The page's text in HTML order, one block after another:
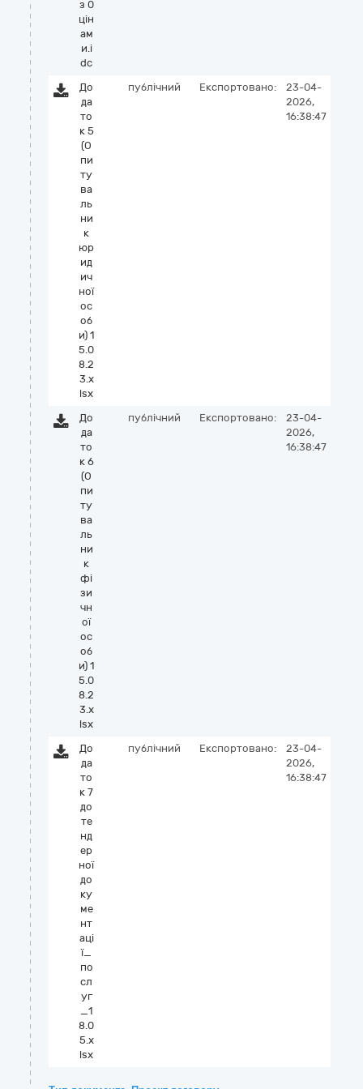
з 0
цін
ам
и.i
dc
До
да
то
к 5
(О
пи
ту
ва
ль
ни
к
юр
ид
ич
ної
ос
об
и) 1
5.0
8.2
3.x
lsx
публічний Експортовано:
23-04-
2026,
16:38:47
До
да
то
к 6
(О
пи
ту
ва
ль
ни
к
фі
зи
чн
ої
ос
об
и) 1
5.0
8.2
3.x
lsx
публічний Експортовано:
23-04-
2026,
16:38:47
До
да
то
к 7
до
те
нд
ер
ної
до
ку
ме
нт
аці
ї_
по
сл
уг
_1
8.0
5.x
lsx
публічний Експортовано:
23-04-
2026,
16:38:47